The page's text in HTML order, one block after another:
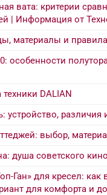
вата: критерии
| Информация от
материалы и
особенности
DALIAN
устройство,
выбор,
душа советского кино
Ган» для кресел: как
для комфорта и